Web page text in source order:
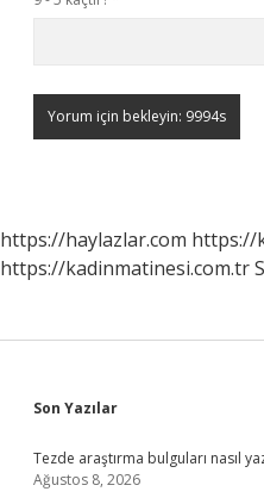
https://haylazlar.com https://
https://kadinmatinesi.com.tr
Sidebar
Son Yazılar
Tezde araştırma bulguları nasıl
Ağustos 8, 2026